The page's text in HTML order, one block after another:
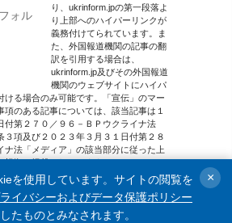
ォル
り、ukrinform.jpの第一段落よ
り上部へのハイパーリンクが
義務付けてられています。ま
た、外国報道機関の記事の翻
訳を引用する場合は、
ukrinform.jp及びその外国報道
機関のウェブサイトにハイパ
ける場合のみ可能です。「宣伝」のマー
項のある記事については、該当記事は１
付第２７０／９６－ＢＰウクライナ法
３項及び２０２３年３月３１日付第２８
ナ法「メディア」の該当部分に従った上
根拠に掲載されています。
ア主体 メディア識別番号：R40-01421.
All rights reserved.
を使用しています。サイトの閲覧を
イバシーおよびデータ保護ポリシー
たものとみなされます。
×